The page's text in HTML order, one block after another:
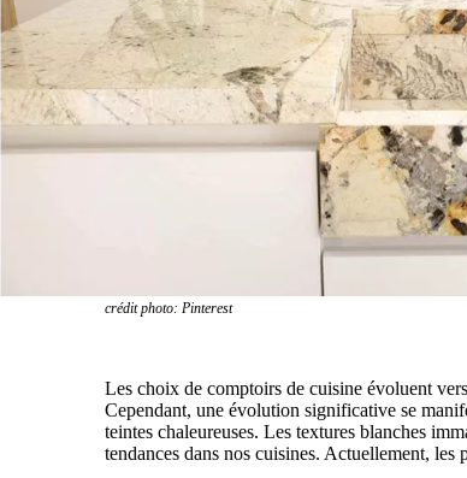
crédit photo: Pinterest
Les choix de comptoirs de cuisine évoluent
Cependant, une évolution significative se
teintes chaleureuses. Les textures blanches
tendances dans nos cuisines. Actuellement,